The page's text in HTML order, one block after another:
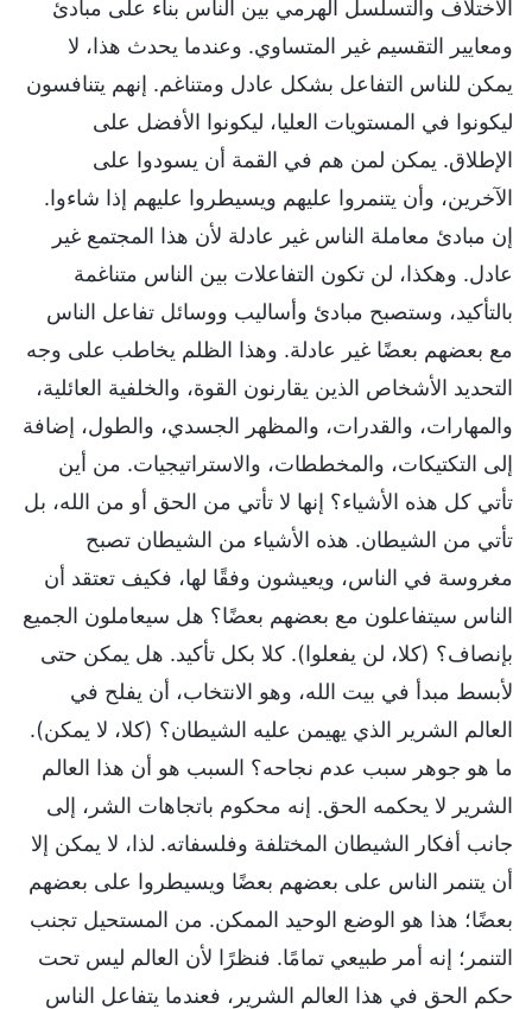
الاختلاف والتسلسل الهرمي بين الناس بناء على مبادئ
ومعايير التقسيم غير المتساوي. وعندما يحدث هذا، لا
يمكن للناس التفاعل بشكل عادل ومتناغم. إنهم يتنافسون
ليكونوا في المستويات العليا، ليكونوا الأفضل على
الإطلاق. يمكن لمن هم في القمة أن يسودوا على
الآخرين، وأن يتنمروا عليهم ويسيطروا عليهم إذا شاءوا.
إن مبادئ معاملة الناس غير عادلة لأن هذا المجتمع غير
عادل. وهكذا، لن تكون التفاعلات بين الناس متناغمة
بالتأكيد، وستصبح مبادئ وأساليب ووسائل تفاعل الناس
مع بعضهم بعضًا غير عادلة. وهذا الظلم يخاطب على وجه
التحديد الأشخاص الذين يقارنون القوة، والخلفية العائلية،
والمهارات، والقدرات، والمظهر الجسدي، والطول، إضافة
إلى التكتيكات، والمخططات، والاستراتيجيات. من أين
تأتي كل هذه الأشياء؟ إنها لا تأتي من الحق أو من الله، بل
تأتي من الشيطان. هذه الأشياء من الشيطان تصبح
مغروسة في الناس، ويعيشون وفقًا لها، فكيف تعتقد أن
الناس سيتفاعلون مع بعضهم بعضًا؟ هل سيعاملون الجميع
بإنصاف؟ (كلا، لن يفعلوا). كلا بكل تأكيد. هل يمكن حتى
لأبسط مبدأ في بيت الله، وهو الانتخاب، أن يفلح في
العالم الشرير الذي يهيمن عليه الشيطان؟ (كلا، لا يمكن).
ما هو جوهر سبب عدم نجاحه؟ السبب هو أن هذا العالم
الشرير لا يحكمه الحق. إنه محكوم باتجاهات الشر، إلى
جانب أفكار الشيطان المختلفة وفلسفاته. لذا، لا يمكن إلا
أن يتنمر الناس على بعضهم بعضًا ويسيطروا على بعضهم
بعضًا؛ هذا هو الوضع الوحيد الممكن. من المستحيل تجنب
التنمر؛ إنه أمر طبيعي تمامًا. فنظرًا لأن العالم ليس تحت
حكم الحق في هذا العالم الشرير، فعندما يتفاعل الناس